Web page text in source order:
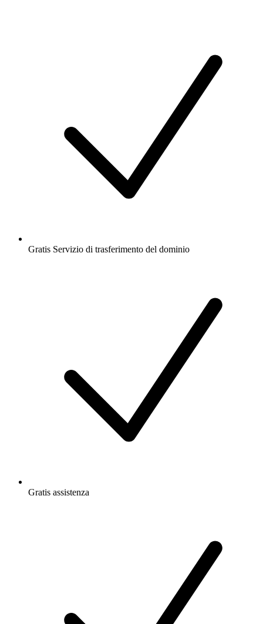
Gratis Servizio di trasferimento del dominio
Gratis assistenza